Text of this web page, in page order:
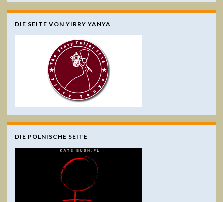
DIE SEITE VON YIRRY YANYA
DIE POLNISCHE SEITE